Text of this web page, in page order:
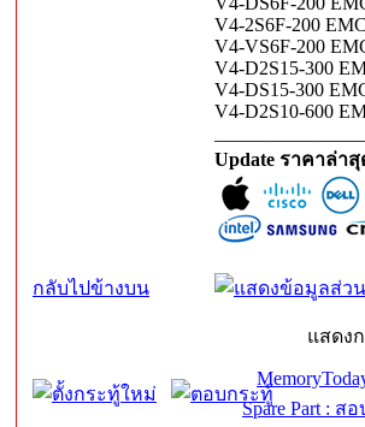
V4-2S6F-200
V4-VS6F-200
V4-D2S15-300
V4-DS15-300
V4-D2S10-600
Update ราคาล่า
กลับไปข้างบน
แสดง
Spare Part : ส